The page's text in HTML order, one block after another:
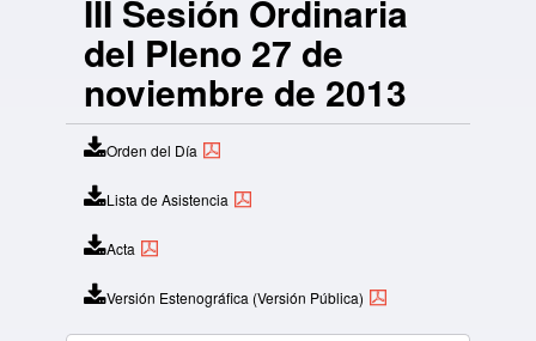
III Sesión Ordinaria
del Pleno 27 de
noviembre de 2013
Orden del Día
Lista de Asistencia
Acta
Versión Estenográfica (Versión Pública)